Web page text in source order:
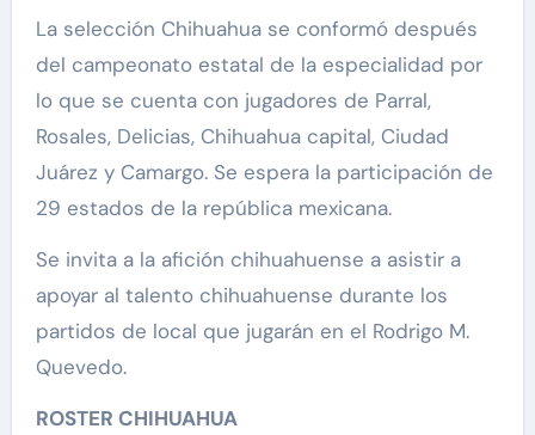
La selección Chihuahua se conformó después
del campeonato estatal de la especialidad por
lo que se cuenta con jugadores de Parral,
Rosales, Delicias, Chihuahua capital, Ciudad
Juárez y Camargo. Se espera la participación de
29 estados de la república mexicana.
Se invita a la afición chihuahuense a asistir a
apoyar al talento chihuahuense durante los
partidos de local que jugarán en el Rodrigo M.
Quevedo.
ROSTER CHIHUAHUA